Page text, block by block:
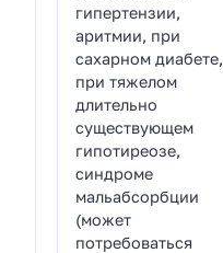
гипертензии,
аритмии, при
сахарном диабете,
при тяжелом
длительно
существующем
гипотиреозе,
синдроме
мальабсорбции
(может
потребоваться